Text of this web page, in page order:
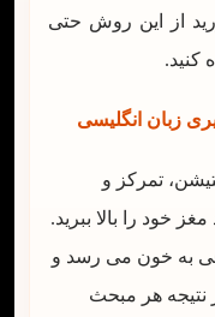
از این روش حتی
کنید.
زبان انگلیسی
تمرکز و
خود را بالا ببرید.
به خون می رسد و
هر مبحث